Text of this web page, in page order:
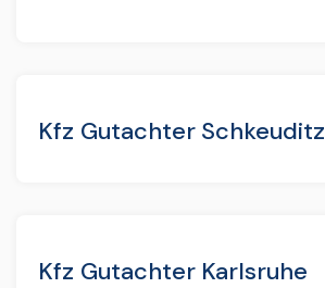
Kfz Gutachter Schkeuditz
Kfz Gutachter Karlsruhe